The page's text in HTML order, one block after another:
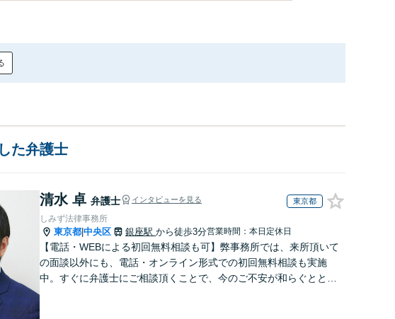
た弁護士
清水 卓 弁護士 インタビューを見る 東京都
しみず法律事務所
東京都 中央区 銀座駅 から徒歩3分営業時間：本日定休日
【電話・WEBによる初回無料相談も可】弊事務所では、来所頂いて
の面談以外にも、電話・オンライン形式での初回無料相談も実施
中。すぐに弁護士にご相談頂くことで、今のご不安が和らぐととも